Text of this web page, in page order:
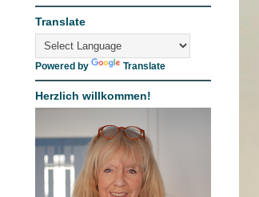
Translate
Powered by Translate
Herzlich willkommen!